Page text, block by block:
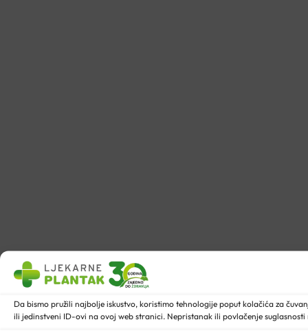
Da bismo pružili najbolje iskustvo, koristimo tehnologije poput kolačića za
ili jedinstveni ID-ovi na ovoj web stranici. Nepristanak ili povlačenje